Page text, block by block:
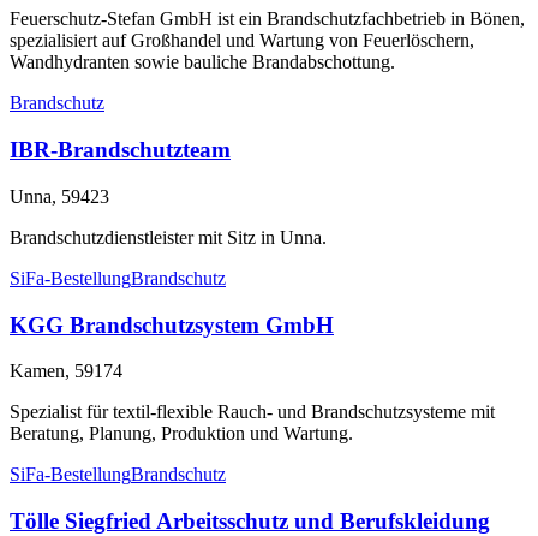
Feuerschutz-Stefan GmbH ist ein Brandschutzfachbetrieb in Bönen,
spezialisiert auf Großhandel und Wartung von Feuerlöschern,
Wandhydranten sowie bauliche Brandabschottung.
Brandschutz
IBR-Brandschutzteam
Unna, 59423
Brandschutzdienstleister mit Sitz in Unna.
SiFa-BestellungBrandschutz
KGG Brandschutzsystem GmbH
Kamen, 59174
Spezialist für textil-flexible Rauch- und Brandschutzsysteme mit
Beratung, Planung, Produktion und Wartung.
SiFa-BestellungBrandschutz
Tölle Siegfried Arbeitsschutz und Berufskleidung